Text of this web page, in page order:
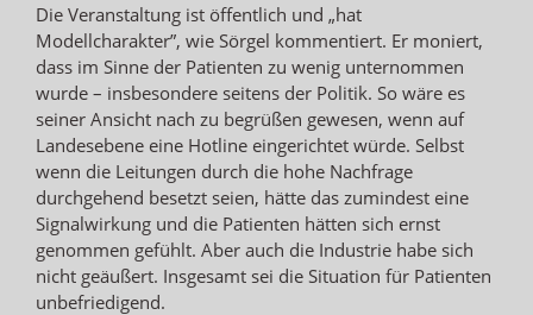
Die Veranstaltung ist öffentlich und „hat
Modellcharakter”, wie Sörgel kommentiert. Er moniert,
dass im Sinne der Patienten zu wenig unternommen
wurde – insbesondere seitens der Politik. So wäre es
seiner Ansicht nach zu begrüßen gewesen, wenn auf
Landesebene eine Hotline eingerichtet würde. Selbst
wenn die Leitungen durch die hohe Nachfrage
durchgehend besetzt seien, hätte das zumindest eine
Signalwirkung und die Patienten hätten sich ernst
genommen gefühlt. Aber auch die Industrie habe sich
nicht geäußert. Insgesamt sei die Situation für Patienten
unbefriedigend.